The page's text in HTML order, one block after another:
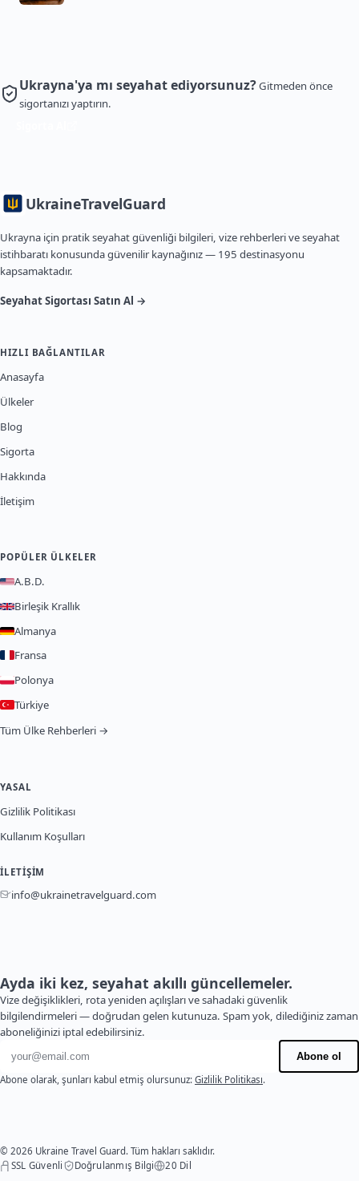
Ukrayna'ya mı seyahat ediyorsunuz?Gitmeden önce
sigortanızı yaptırın.
UkraineTravelGuard
Ukrayna için pratik seyahat güvenliği bilgileri, vize rehberleri ve seyahat
istihbaratı konusunda güvenilir kaynağınız — 195 destinasyonu
kapsamaktadır.
Seyahat Sigortası Satın Al →
HIZLI BAĞLANTILAR
Anasayfa
Ülkeler
Blog
Sigorta
Hakkında
İletişim
POPÜLER ÜLKELER
A.B.D.
Birleşik Krallık
Almanya
Fransa
Polonya
Türkiye
Tüm Ülke Rehberleri →
YASAL
Gizlilik Politikası
Kullanım Koşulları
İLETIŞIM
info@ukrainetravelguard.com
Ayda iki kez, seyahat akıllı güncellemeler.
Vize değişiklikleri, rota yeniden açılışları ve sahadaki güvenlik
bilgilendirmeleri — doğrudan gelen kutunuza. Spam yok, dilediğiniz zaman
aboneliğinizi iptal edebilirsiniz.
E-posta adresi
Abone ol
Abone olarak, şunları kabul etmiş olursunuz: Gizlilik Politikası.
© 2026 Ukraine Travel Guard. Tüm hakları saklıdır.
SSL Güvenli
Doğrulanmış Bilgi 20 Dil